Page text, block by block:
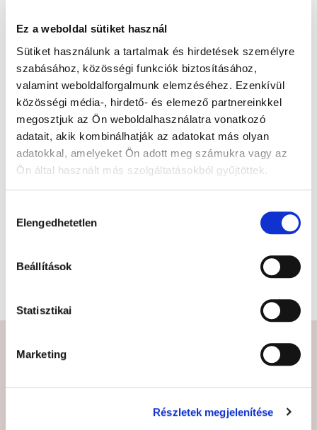
Ez a weboldal sütiket használ
Sütiket használunk a tartalmak és hirdetések személyre
szabásához, közösségi funkciók biztosításához,
valamint weboldalforgalmunk elemzéséhez. Ezenkívül
közösségi média-, hirdető- és elemező partnereinkkel
megosztjuk az Ön weboldalhasználatra vonatkozó
adatait, akik kombinálhatják az adatokat más olyan
adatokkal, amelyeket Ön adott meg számukra vagy az
Ön által használt más szolgáltatásokból gyűjtöttek.
kiválasztása
Elengedhetetlen
Beállítások
Statisztikai
Marketing
Részletek megjelenítése
Termék jellemzők
Szélesség:
220 mm
Magasság:
295 mm
Vastagság:
20 mm
Belívek színe:
Fekete
Vonalkód:
maradjon le az újdonságokról!